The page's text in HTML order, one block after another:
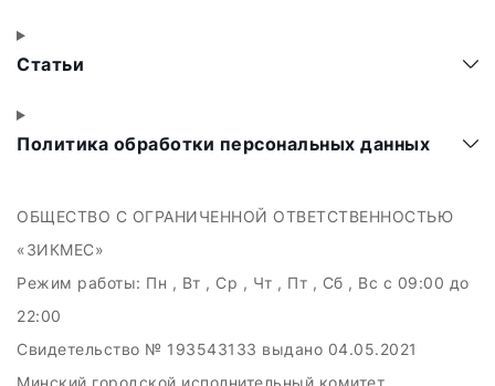
Статьи
Политика обработки персональных данных
ОБЩЕСТВО С ОГРАНИЧЕННОЙ ОТВЕТСТВЕННОСТЬЮ
«ЗИКМЕС»
Режим работы: Пн , Вт , Ср , Чт , Пт , Сб , Вс c 09:00 до
22:00
Свидетельство № 193543133 выдано 04.05.2021
Минский городской исполнительный комитет